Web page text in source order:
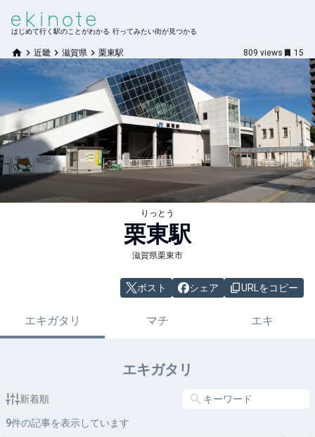
はじめて行く駅のことがわかる 行ってみたい街が見つかる
近畿 滋賀県 栗東駅 809 views 15
りっとう
栗東駅
滋賀県栗東市
ポスト シェア URLをコピー
エキガタリ マチ エキ
エキガタリ
新着順
9件の記事を表示しています